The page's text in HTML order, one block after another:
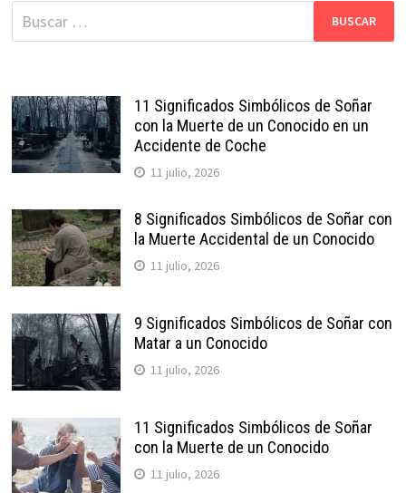
Buscar:
11 Significados Simbólicos de Soñar
con la Muerte de un Conocido en un
Accidente de Coche
11 julio, 2026
8 Significados Simbólicos de Soñar con
la Muerte Accidental de un Conocido
11 julio, 2026
9 Significados Simbólicos de Soñar con
Matar a un Conocido
11 julio, 2026
11 Significados Simbólicos de Soñar
con la Muerte de un Conocido
11 julio, 2026